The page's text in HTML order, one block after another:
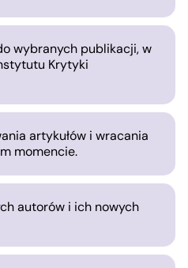
wybranych publikacji, w
Krytyki
artykułów i wracania
momencie.
autorów i ich nowych